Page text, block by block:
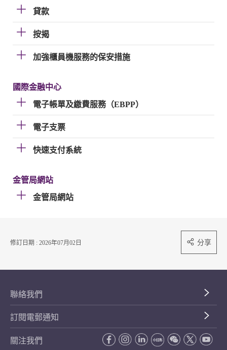
貸款
按揭
加強櫃員機服務的保安措施
國際金融中心
電子帳單及繳費服務（EBPP）
電子支票
快速支付系統
金管局網站
金管局網站
修訂日期 : 2026年07月02日 分享
聯絡我們
訂閱電郵通知
關注我們